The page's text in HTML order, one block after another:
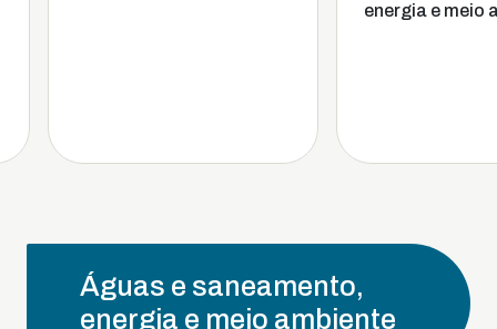
energia e meio
Águas e saneamento,
energia e meio ambiente